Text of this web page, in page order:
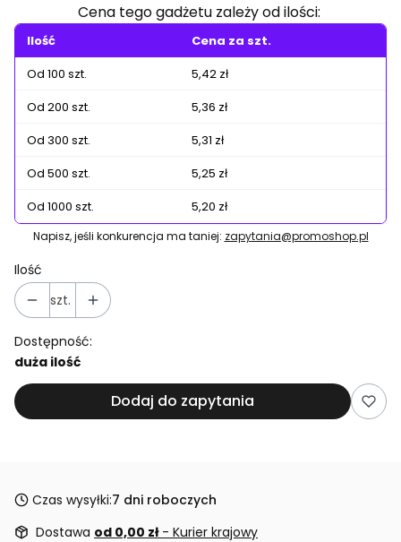
Cena tego gadżetu zależy od ilości:
Ilość
Cena za szt.
Od 100 szt.
5,42 zł
Od 200 szt.
5,36 zł
Od 300 szt.
5,31 zł
Od 500 szt.
5,25 zł
Od 1000 szt.
5,20 zł
Napisz, jeśli konkurencja ma taniej: zapytania@promoshop.pl
Ilość
szt.
Dostępność:
duża ilość
Dodaj do zapytania
Czas wysyłki:7 dni roboczych
Dostawa od 0,00 zł - Kurier krajowy